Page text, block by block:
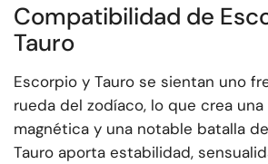
Compatibilidad de
Tauro
Escorpio y Tauro se sientan uno
rueda del zodíaco, lo que crea
magnética y una notable batalla
Tauro aporta estabilidad,